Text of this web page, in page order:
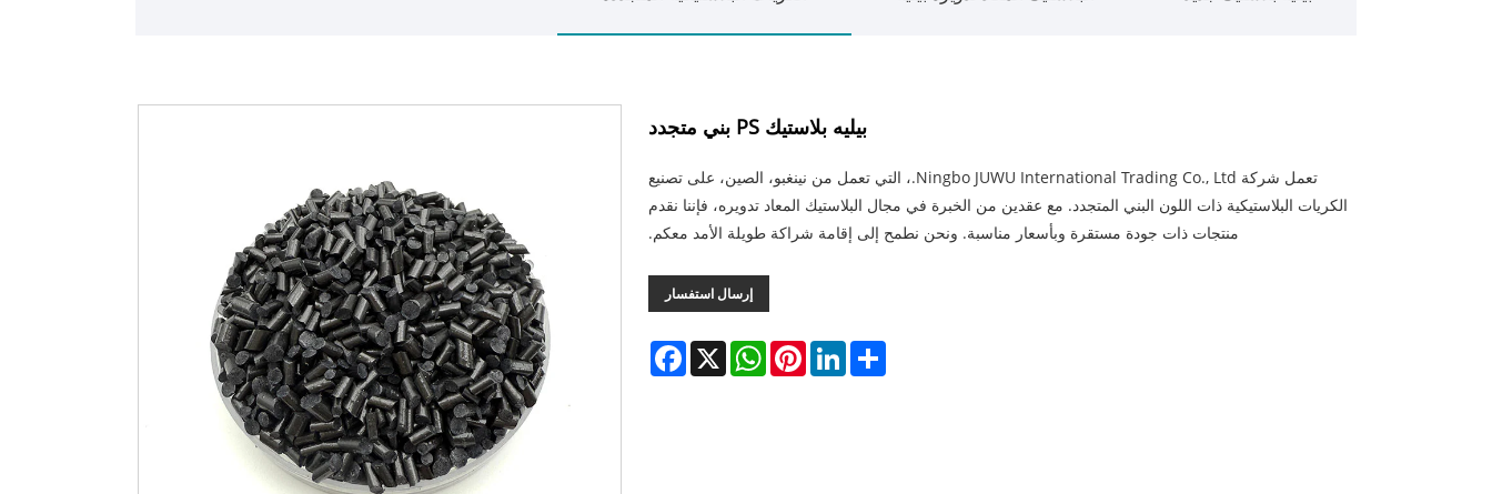
بيليه بلاستيك PS بني متجدد
تعمل شركة Ningbo JUWU International Trading Co., Ltd.، التي تعمل من نينغبو، الصين، على تصنيع
الكريات البلاستيكية ذات اللون البني المتجدد. مع عقدين من الخبرة في مجال البلاستيك المعاد تدويره، فإننا نقدم
منتجات ذات جودة مستقرة وبأسعار مناسبة. ونحن نطمح إلى إقامة شراكة طويلة الأمد معكم.
إرسال استفسار
Facebook X
WhatsAppPinterestLinkedInShare